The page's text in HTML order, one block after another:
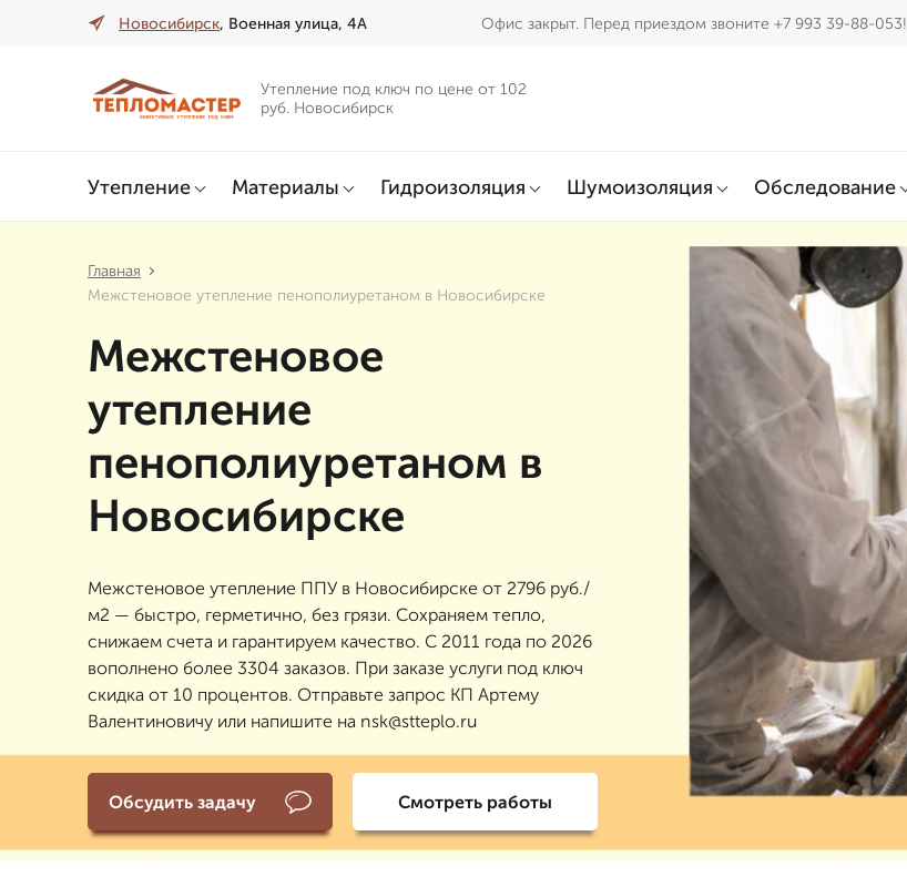
Новосибирск, Военная улица, 4А Офис закрыт. Перед приездом звоните +7 993 39-88-053!
Утепление под ключ по цене от 102
руб. Новосибирск
Утепление Материалы Гидроизоляция Шумоизоляция Обследование
Главная
Межстеновое утепление пенополиуретаном в Новосибирске
Межстеновое
утепление
пенополиуретаном в
Новосибирске
Межстеновое утепление ППУ в Новосибирске от 2796 руб./
м2 — быстро, герметично, без грязи. Сохраняем тепло,
снижаем счета и гарантируем качество. С 2011 года по 2026
вополнено более 3304 заказов. При заказе услуги под ключ
скидка от 10 процентов. Отправьте запрос КП Артему
Валентиновичу или напишите на nsk@stteplo.ru
Обсудить задачу Смотреть работы